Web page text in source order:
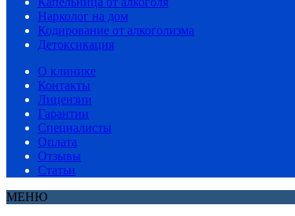
Нарколог на дом
Кодирование от алкоголизма
Детоксикация
О клинике
Контакты
Лицензии
Гарантии
Специалисты
Оплата
Отзывы
Статьи
МЕНЮ